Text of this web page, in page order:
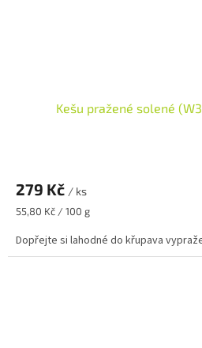
Kešu pražené solené
279 Kč / ks
Měrná
55,80 Kč / 100 g
Dopřejte si lahodné do křupava